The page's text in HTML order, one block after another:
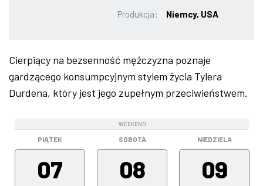
Produkcja:
Niemcy, USA
Cierpiący na bezsenność mężczyzna poznaje
gardzącego konsumpcyjnym stylem życia Tylera
Durdena, który jest jego zupełnym przeciwieństwem.
PIĄTEK
07
WEEKEND
SOBOTA
08
NIEDZIELA
09